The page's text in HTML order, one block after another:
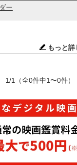
ー
もっと
1/1 （全0件中1〜0件）